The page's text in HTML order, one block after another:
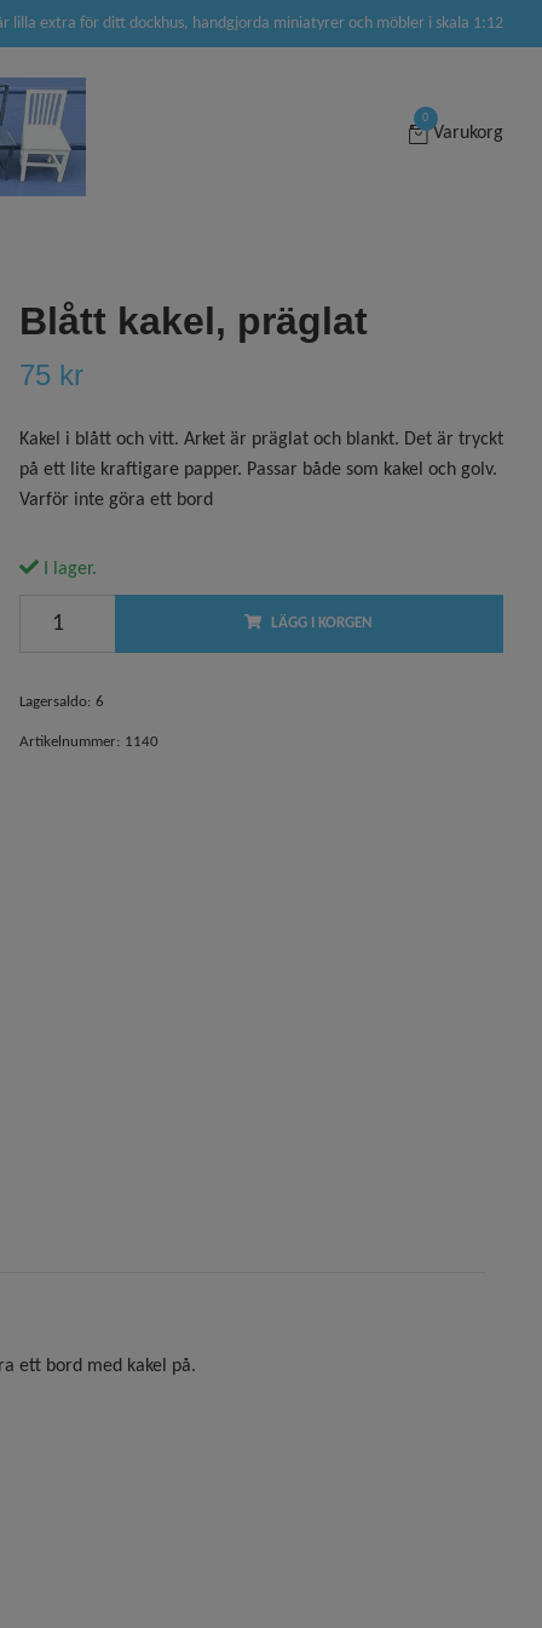
lilla extra för ditt dockhus, handgjorda miniatyrer och möbler i skala 1:12
0
Varukorg
Blått kakel, präglat
75 kr
Kakel i blått och vitt. Arket är präglat och blankt. Det är tryckt
på ett lite kraftigare papper. Passar både som kakel och golv.
Varför inte göra ett bord
I lager.
LÄGG I KORGEN
Lagersaldo: 6
Artikelnummer: 1140
ett bord med kakel på.